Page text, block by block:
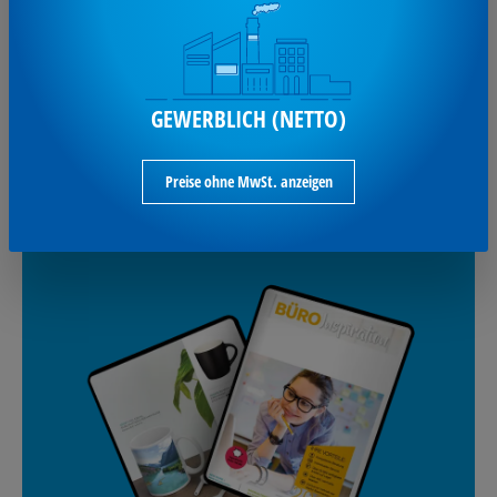
Gutschein für deine nächste Bestellung. *MBW 100 € netto.
Anmelden und sparen
GEWERBLICH (NETTO)
Preise ohne MwSt. anzeigen